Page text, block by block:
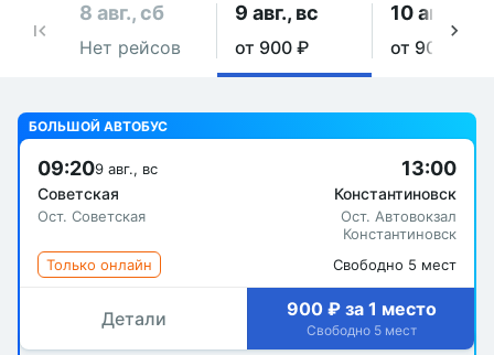
8 авг., сб
Нет рейсов
9 авг., вс
от 900 ₽
10 авг., пн
от 900 ₽
БОЛЬШОЙ АВТОБУС
09:209 авг., вс
Советская
Ост. Советская
13:00
Константиновск
Ост. Автовокзал
Константиновск
Только онлайн
Свободно 5 мест
Детали 900 ₽ за 1 место
Свободно 5 мест